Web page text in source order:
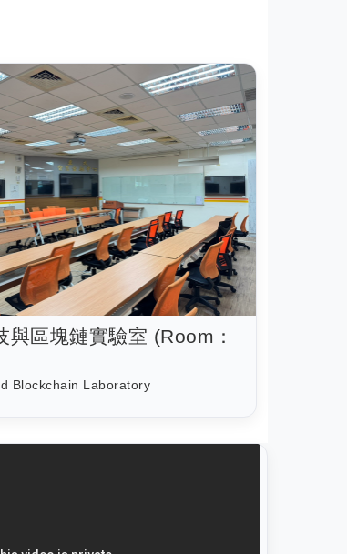
與區塊鏈實驗室 (Room：
Blockchain Laboratory